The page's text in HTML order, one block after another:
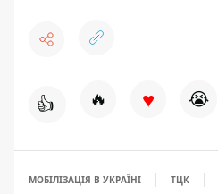
👍 🔥 ♥ 😭
МОБІЛІЗАЦІЯ В УКРАЇНІ ТЦК